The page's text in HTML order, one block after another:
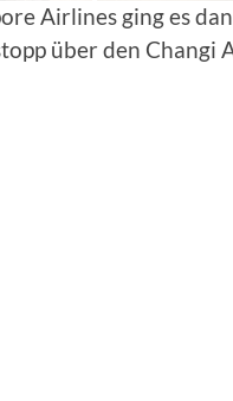
Airlines ging es
über den Changi